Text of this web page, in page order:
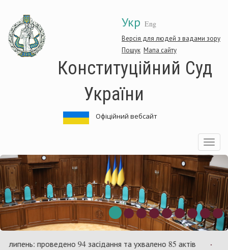
основного
матеріалу
Укр Eng
Версія для людей з вадами зору
Пошук Мапа сайту
Конституційний Суд
України
Офіційний вебсайт
Toggle
проведено 94 засідання та ухвалено 85 актів Суд